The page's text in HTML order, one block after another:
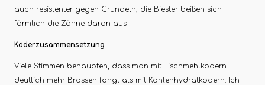
auch resistenter gegen Grundeln, die Biester beißen sich
förmlich die Zähne daran aus
Köderzusammensetzung
Viele Stimmen behaupten, dass man mit Fischmehlködern
deutlich mehr Brassen fängt als mit Kohlenhydratködern. Ich